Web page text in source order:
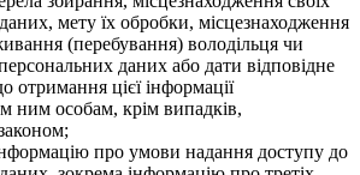
мету їх обробки, місцезнаходження
(перебування) володільця чи
даних або дати відповідне
отримання цієї інформації
ним особам, крім випадків,
про умови надання доступу до